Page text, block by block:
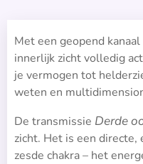
Met een geopend
innerlijk zicht volledig
je vermogen tot
weten en
De transmissie Derde
zicht. Het is een
zesde chakra – het